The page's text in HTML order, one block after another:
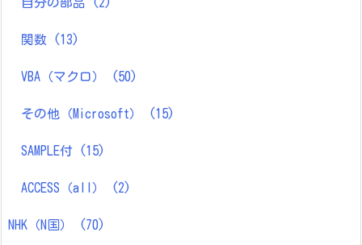
関数 (13)
VBA（マクロ） (50)
その他（Microsoft） (15)
SAMPLE付 (15)
ACCESS（all） (2)
NHK（N国） (70)